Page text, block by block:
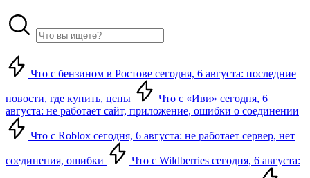
Что с бензином в Ростове сегодня, 6 августа: последние
новости, где купить, цены
Что с «Иви» сегодня, 6
августа: не работает сайт, приложение, ошибки о соединении
Что с Roblox сегодня, 6 августа: не работает сервер, нет
соединения, ошибки Что с Wildberries сегодня, 6 августа: